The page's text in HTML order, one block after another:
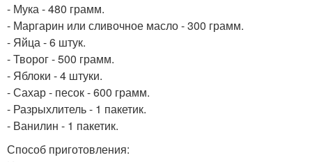
- Мука - 480 грамм.
- Маргарин или сливочное масло - 300 грамм.
- Яйца - 6 штук.
- Творог - 500 грамм.
- Яблоки - 4 штуки.
- Сахар - песок - 600 грамм.
- Разрыхлитель - 1 пакетик.
- Ванилин - 1 пакетик.
Способ приготовления: